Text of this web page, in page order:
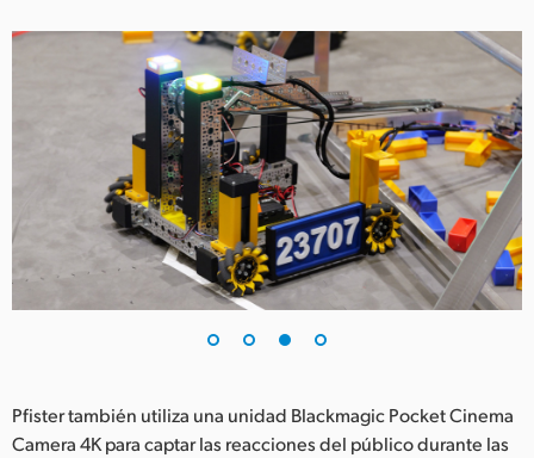
Pfister también utiliza una unidad Blackmagic Pocket Cinema
Camera 4K para captar las reacciones del público durante las